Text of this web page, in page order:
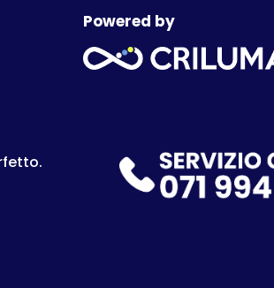
Powered by